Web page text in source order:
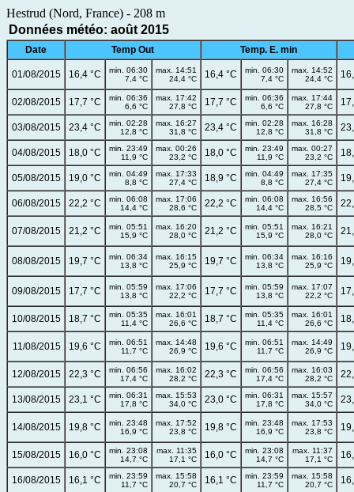
Hestrud (Nord, France) - 208 m
Données météo: août 2015
Date Temp Out Temp. E. min
01/08/2015 16,4 °C
min. 06:30
7,4 °C
max. 14:51
24,4 °C
16,4 °C
min. 06:30
7,4 °C
max. 14:52
24,4 °C
02/08/2015 17,7 °C
min. 06:36
6,6 °C
max. 17:42
27,8 °C
17,7 °C
min. 06:36
6,6 °C
max. 17:44
27,8 °C
03/08/2015 23,4 °C
min. 02:28
12,8 °C
max. 16:27
31,8 °C
23,4 °C
min. 02:28
12,8 °C
max. 16:28
31,8 °C
04/08/2015 18,0 °C
min. 23:49
11,9 °C
max. 00:26
23,2 °C
18,0 °C
min. 23:49
11,9 °C
max. 00:27
23,2 °C
05/08/2015 19,0 °C
min. 04:49
8,8 °C
max. 17:33
27,4 °C
18,9 °C
min. 04:49
8,8 °C
max. 17:35
27,4 °C
06/08/2015 22,2 °C
min. 06:08
14,4 °C
max. 17:06
28,6 °C
22,2 °C
min. 06:08
14,4 °C
max. 16:56
28,5 °C
07/08/2015 21,2 °C
min. 05:51
15,9 °C
max. 16:20
28,0 °C
21,2 °C
min. 05:51
15,9 °C
max. 16:21
28,0 °C
08/08/2015 19,7 °C
min. 06:34
13,8 °C
max. 16:15
25,9 °C
19,7 °C
min. 06:34
13,8 °C
max. 16:16
25,9 °C
09/08/2015 17,7 °C
min. 05:59
13,8 °C
max. 17:06
22,2 °C
17,7 °C
min. 05:59
13,8 °C
max. 17:07
22,2 °C
10/08/2015 18,7 °C
min. 05:35
11,4 °C
max. 16:01
26,6 °C
18,7 °C
min. 05:35
11,4 °C
max. 16:01
26,6 °C
11/08/2015 19,6 °C
min. 06:51
11,7 °C
max. 14:48
26,9 °C
19,6 °C
min. 06:51
11,7 °C
max. 14:49
26,9 °C
12/08/2015 22,3 °C
min. 06:56
17,4 °C
max. 16:02
28,2 °C
22,3 °C
min. 06:56
17,4 °C
max. 16:03
28,2 °C
13/08/2015 23,1 °C
min. 06:31
17,8 °C
max. 15:53
34,0 °C
23,0 °C
min. 06:31
17,8 °C
max. 15:57
34,0 °C
14/08/2015 19,8 °C
min. 23:48
16,9 °C
max. 17:52
23,8 °C
19,8 °C
min. 23:48
16,9 °C
max. 17:53
23,8 °C
15/08/2015 16,0 °C
min. 23:08
14,7 °C
max. 11:35
17,1 °C
16,0 °C
min. 23:08
14,7 °C
max. 11:37
17,1 °C
16/08/2015 16,1 °C
min. 23:59
11,7 °C
max. 15:58
20,7 °C
16,1 °C
min. 23:59
11,7 °C
max. 15:58
20,7 °C